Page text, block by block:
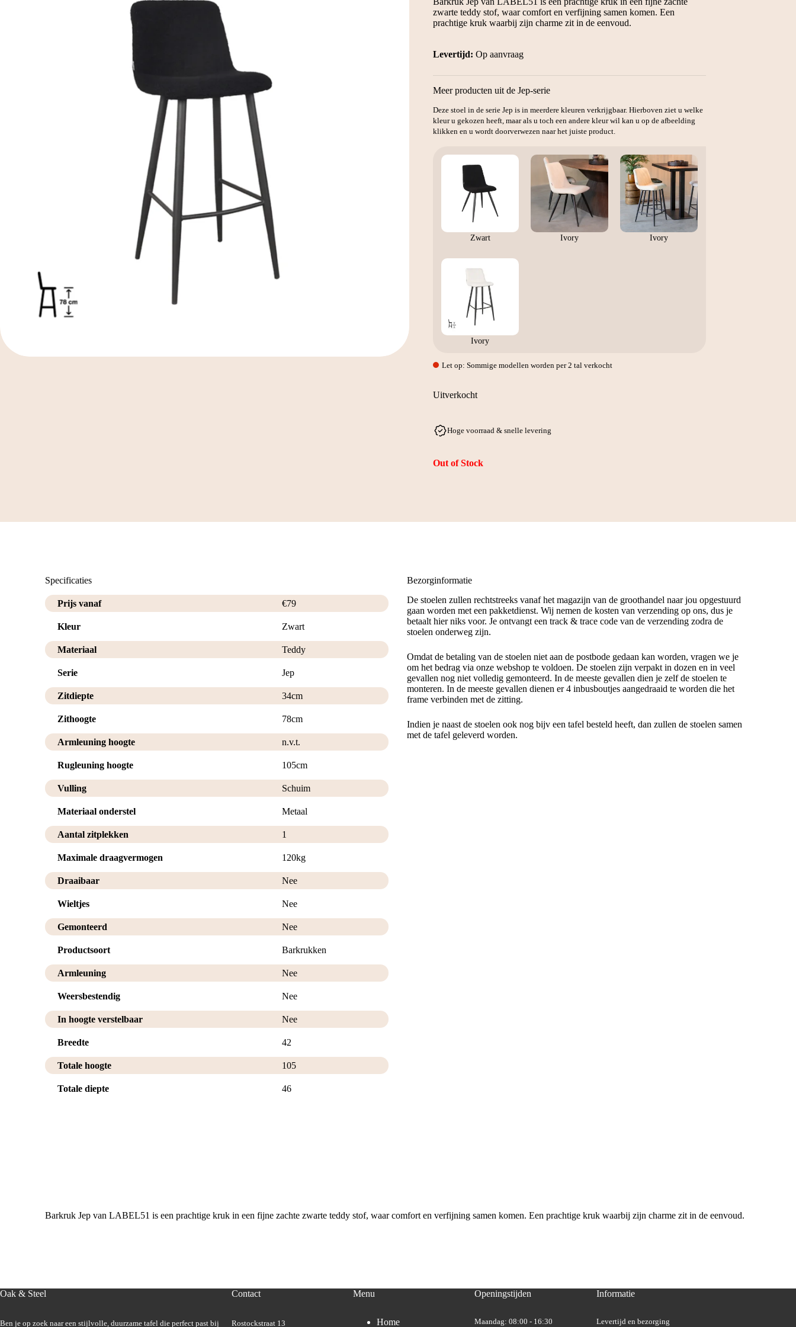
€119.
€79.
zwarte teddy stof, waar comfort en verfijning samen komen. Een
prachtige kruk waarbij zijn charme zit in de eenvoud.
Levertijd: Op aanvraag
Meer producten uit de Jep-serie
Deze stoel in de serie Jep is in meerdere kleuren verkrijgbaar. Hierboven ziet u welke
kleur u gekozen heeft, maar als u toch een andere kleur wil kan u op de afbeelding
klikken en u wordt doorverwezen naar het juiste product.
Zwart Ivory Ivory
Ivory
Let op: Sommige modellen worden per 2 tal verkocht
Uitverkocht
Hoge voorraad & snelle levering
Out of Stock
Specificaties
Prijs vanaf €79
Kleur Zwart
Materiaal Teddy
Serie Jep
Zitdiepte 34cm
Zithoogte 78cm
Armleuning hoogte n.v.t.
Rugleuning hoogte 105cm
Vulling Schuim
Materiaal onderstel Metaal
Aantal zitplekken 1
Maximale draagvermogen 120kg
Draaibaar Nee
Wieltjes Nee
Gemonteerd Nee
Productsoort Barkrukken
Armleuning Nee
Weersbestendig Nee
In hoogte verstelbaar Nee
Breedte 42
Totale hoogte 105
Totale diepte 46
Bezorginformatie
De stoelen zullen rechtstreeks vanaf het magazijn van de groothandel naar jou opgestuurd
gaan worden met een pakketdienst. Wij nemen de kosten van verzending op ons, dus je
betaalt hier niks voor. Je ontvangt een track & trace code van de verzending zodra de
stoelen onderweg zijn.
Omdat de betaling van de stoelen niet aan de postbode gedaan kan worden, vragen we je
om het bedrag via onze webshop te voldoen. De stoelen zijn verpakt in dozen en in veel
gevallen nog niet volledig gemonteerd. In de meeste gevallen dien je zelf de stoelen te
monteren. In de meeste gevallen dienen er 4 inbusboutjes aangedraaid te worden die het
frame verbinden met de zitting.
Indien je naast de stoelen ook nog bijv een tafel besteld heeft, dan zullen de stoelen samen
met de tafel geleverd worden.
Barkruk Jep van LABEL51 is een prachtige kruk in een fijne zachte zwarte teddy stof, waar comfort en verfijning samen komen. Een prachtige kruk waarbij zijn charme zit in de eenvoud.
Oak & Steel
Ben je op zoek naar een stijlvolle, duurzame tafel die perfect past bij
Contact
Rostockstraat 13
Menu
Home
Openingstijden
Maandag: 08:00 - 16:30
Informatie
Levertijd en bezorging